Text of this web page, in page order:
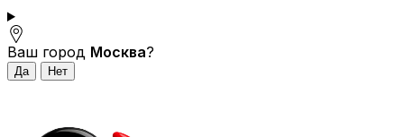
Ваш город Москва?